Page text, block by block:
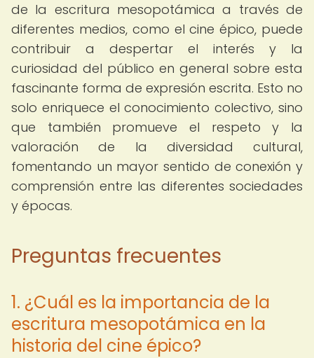
de la escritura mesopotámica a través de
diferentes medios, como el cine épico, puede
contribuir a despertar el interés y la
curiosidad del público en general sobre esta
fascinante forma de expresión escrita. Esto no
solo enriquece el conocimiento colectivo, sino
que también promueve el respeto y la
valoración de la diversidad cultural,
fomentando un mayor sentido de conexión y
comprensión entre las diferentes sociedades
y épocas.
Preguntas frecuentes
1. ¿Cuál es la importancia de la
escritura mesopotámica en la
historia del cine épico?